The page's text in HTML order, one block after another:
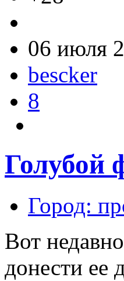
06 июля
bescker
8
Голубой
Город:
Вот
донести ее